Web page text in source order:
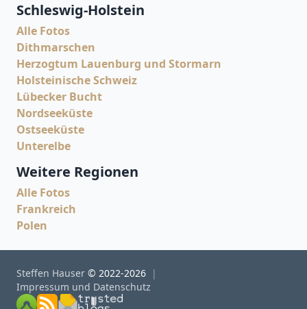
Schleswig-Holstein
Alle Fotos
Dithmarschen
Herzogtum Lauenburg und Stormarn
Holsteinische Schweiz
Lübecker Bucht
Nordseeküste
Ostseeküste
Unterelbe
Weitere Regionen
Alle Fotos
Frankreich
Polen
Steffen Hauser © 2022-2026
Impressum und Datenschutz